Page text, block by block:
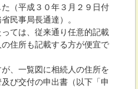
（平成３０年３月２９日付
民事局長通達）。
ては、従来通り任意的記載
住所も記載する方が便宜で
、一覧図に相続人の住所を
び交付の申出書（以下「申